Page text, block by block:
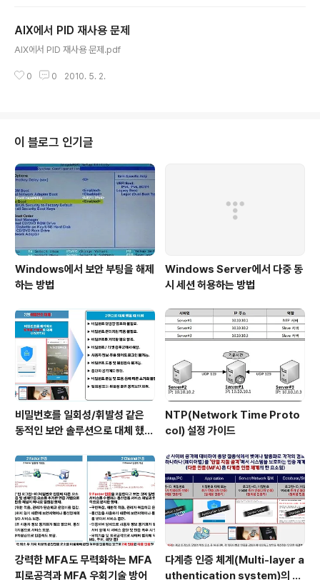
AIX에서 PID 재사용 문제
AIX에서 PID 재사용 문제.pdf
0 0 2010. 5. 2.
이 블로그 인기글
Windows에서 보안 부팅을 해제
하는 방법
Windows Server에서 다중 동
시 세션 허용하는 방법
비밀번호를 일회성/휘발성 같은
동적인 보안 솔루션으로 대체 했을
NTP(Network Time Proto
col) 설정 가이드
강력한 MFA도 무력화하는 MFA
피로공격과 MFA 우회기술 방어
다계층 인증 체계(Multi-layer a
uthentication system)의 특